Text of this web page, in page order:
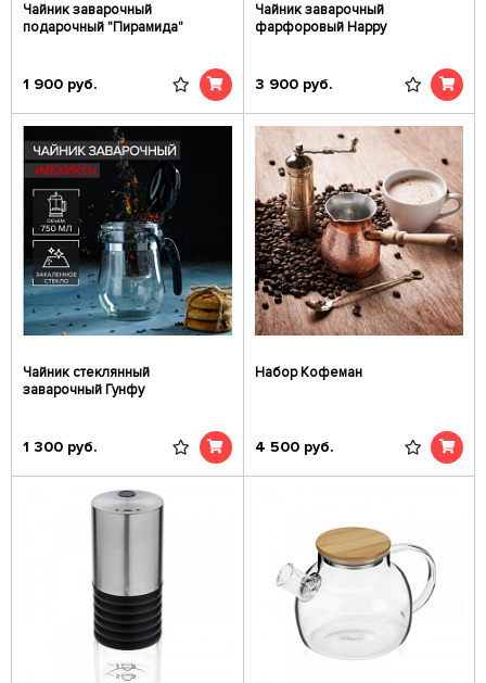
Чайник заварочный
подарочный "Пирамида"
1 900 руб.
Чайник заварочный
фарфоровый Happy
3 900 руб.
Чайник стеклянный
заварочный Гунфу
1 300 руб.
Набор Кофеман
4 500 руб.